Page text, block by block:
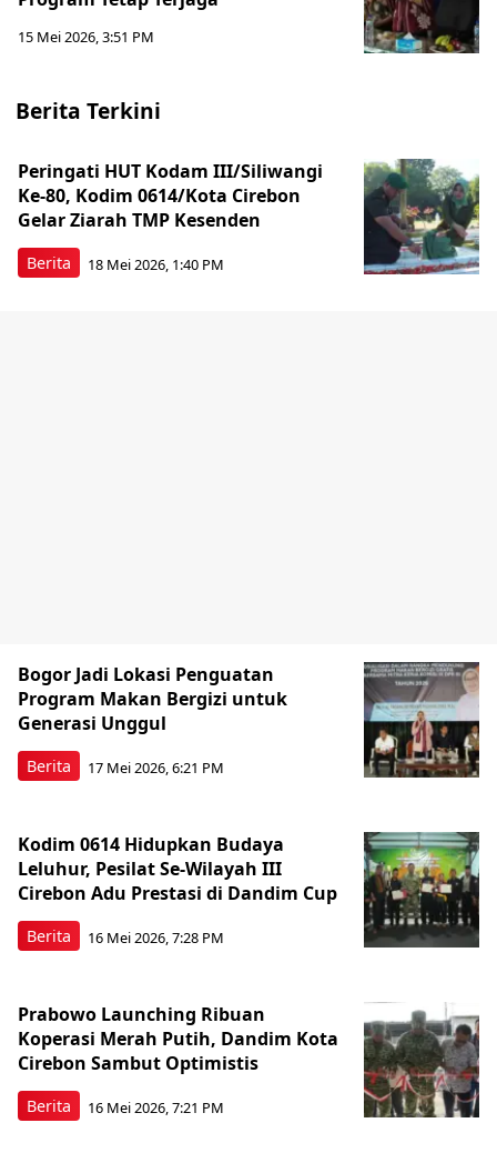
15 Mei 2026, 3:51 PM
Berita Terkini
Berita
Peringati HUT Kodam III/Siliwangi
Ke-80, Kodim 0614/Kota Cirebon
Gelar Ziarah TMP Kesenden
18 Mei 2026, 1:40 PM
Berita
Bogor Jadi Lokasi Penguatan
Program Makan Bergizi untuk
Generasi Unggul
17 Mei 2026, 6:21 PM
Berita
Kodim 0614 Hidupkan Budaya
Leluhur, Pesilat Se-Wilayah III
Cirebon Adu Prestasi di Dandim Cup
16 Mei 2026, 7:28 PM
Berita
Prabowo Launching Ribuan
Koperasi Merah Putih, Dandim Kota
Cirebon Sambut Optimistis
16 Mei 2026, 7:21 PM